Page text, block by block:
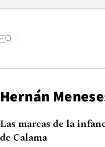
Hernán
Las marcas de la
de Calama